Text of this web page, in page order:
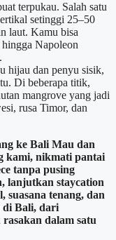
terpukau. Salah satu
setinggi 25–50
laut. Kamu bisa
Napoleon
hijau dan penyu sisik,
Di beberapa titik,
mangrove yang jadi
rusa Timor, dan
ke Bali Mau dan
kami, nikmati pantai
tanpa pusing
lanjutkan staycation
suasana tenang, dan
di Bali, dari
dalam satu